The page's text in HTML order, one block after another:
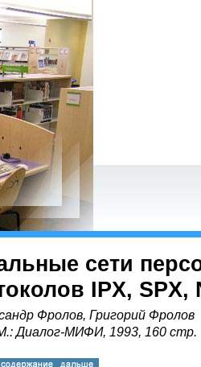
сети
IPX, SPX,
Фролов, Григорий Фролов
Диалог-МИФИ, 1993, 160 стр.